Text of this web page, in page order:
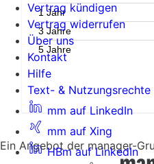
1 Jahr
3 Jahre
5 Jahre
Ein Angebot der manager-
Vertrag kündigen
Vertrag widerrufen
Über uns
Kontakt
Hilfe
Text- & Nutzungsrechte
mm auf LinkedIn
mm auf Xing
HBm auf LinkedIn